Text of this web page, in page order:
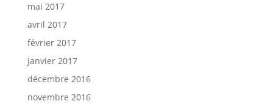
mai 2017
avril 2017
février 2017
janvier 2017
décembre 2016
novembre 2016